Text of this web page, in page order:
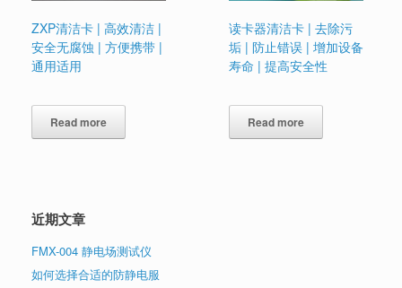
ZXP清洁卡 | 高效清洁 |
安全无腐蚀 | 方便携带 |
通用适用
Read more
读卡器清洁卡 | 去除污
垢 | 防止错误 | 增加设备
寿命 | 提高安全性
Read more
近期文章
FMX-004 静电场测试仪
如何选择合适的防静电服